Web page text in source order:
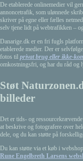
De etablerede onlinemedier vil
annoncetrafik, som ulønnede
skriver på egne eller fælles
selv tjene lidt på webtrafikken –
Danarige.dk er en fri fugls
etablerede medier. Der er
fotos til privat brug eller ikke-
omkostningsfri, og har du råd og
Støt
billeder
Det er tids- og
at beskrive og fotografere over
dele, og du kan støtte på
Du kan støtte via et køb i
Rune Engelbreth Larsens